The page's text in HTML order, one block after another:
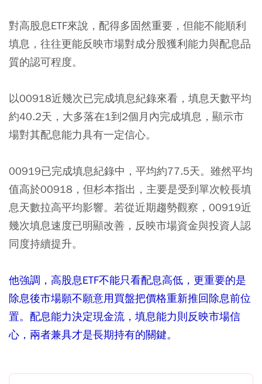
對高股息ETF來說，配得多固然重要，但能不能順利
填息，往往更能反映市場對成分股獲利能力與配息品
質的認可程度。
以00918近幾次已完成填息紀錄來看，填息天數平均
約40.2天，大多落在1到2個月內完成填息，顯示市
場對其配息能力具有一定信心。
00919已完成填息紀錄中，平均約77.5天。雖然平均
值高於00918，但杉本指出，主要是受到單次較長填
息天數拉高平均影響。若從近期趨勢觀察，00919近
幾次填息速度已明顯改善，反映市場資金與投資人認
同度持續提升。
他強調，高股息ETF不能只看配息高低，更重要的是
除息後市場願不願意用買盤把價格重新推回除息前位
置。配息能力決定現金流，填息能力則反映市場信
心，兩者兼具才是長期持有的關鍵。